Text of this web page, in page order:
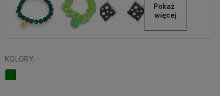
Pokaż
więcej
KOLORY: